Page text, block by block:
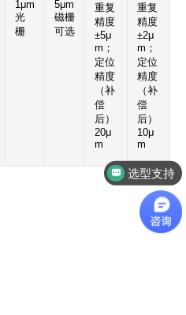
1μm
光
栅
5μm
磁栅
可选
重复
精度
±5μ
m；
定位
精度
（补
偿
后）
20μ
m
重复
精度
±2μ
m；
定位
精度
（补
偿
后）
10μ
m
选型支持